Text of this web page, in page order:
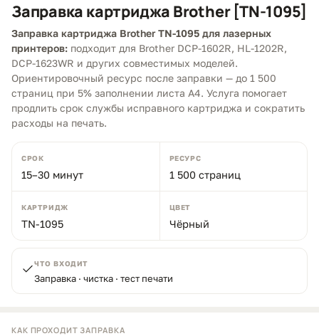
Заправка картриджа Brother [TN-1095]
Заправка картриджа Brother TN-1095 для лазерных
принтеров: подходит для Brother DCP-1602R, HL-1202R,
DCP-1623WR и других совместимых моделей.
Ориентировочный ресурс после заправки — до 1 500
страниц при 5% заполнении листа A4. Услуга помогает
продлить срок службы исправного картриджа и сократить
расходы на печать.
СРОК
15–30 минут
РЕСУРС
1 500 страниц
КАРТРИДЖ
TN-1095
ЦВЕТ
Чёрный
ЧТО ВХОДИТ
Заправка · чистка · тест печати
КАК ПРОХОДИТ ЗАПРАВКА